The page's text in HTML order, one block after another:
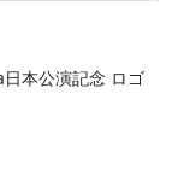
日本公演記念 ロゴ